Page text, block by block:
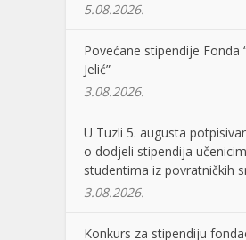
5.08.2026.
Povećane stipendije Fonda
Jelić”
3.08.2026.
U Tuzli 5. augusta
o dodjeli stipendija
studentima iz povratničkih
3.08.2026.
Konkurs za stipendiju